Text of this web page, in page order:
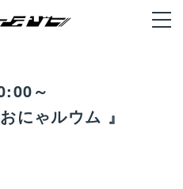
～
にゃルウム 』